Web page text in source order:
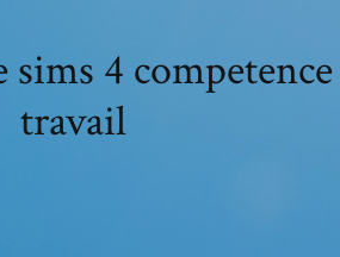
4 competence
travail